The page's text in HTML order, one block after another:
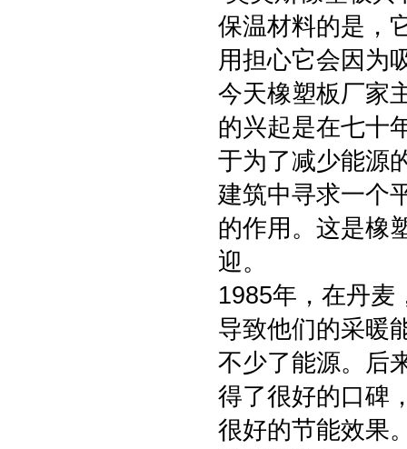
保温材料的是，
用担心它会因为
今天橡塑板厂家
的兴起是在七十
于为了减少能源
建筑中寻求一个
的作用。这是橡
迎。
1985年，在丹麦
导致他们的采暖
不少了能源。后
得了很好的口碑
很好的节能效果